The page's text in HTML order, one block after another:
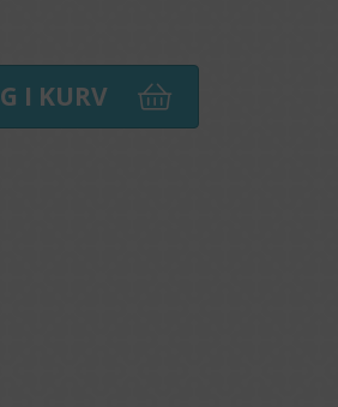
I KURV